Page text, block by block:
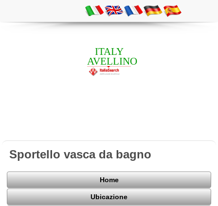
ITALY
AVELLINO
Sportello vasca da bagno
Home
Ubicazione